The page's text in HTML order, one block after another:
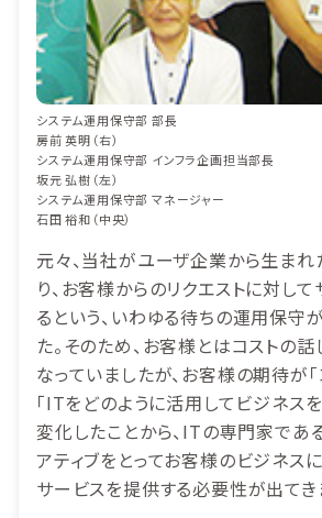
システム運用保守部 部長
房前 英明（右）
システム運用保守部 インフラ企画担当部長
坂元 弘樹（左）
システム運用保守部 マネージャー
石田 裕和（中央）
元々、当社がユーザ企業から生まれ
り、お客様からのリクエストに対し
るという、いわゆる待ちの運用保守
た。そのため、お客様とはコストの
なっていましたが、お客様の期待が「
「ITをどのように活用してビジネス
変化したことから、ITの専門家であ
アティブをとってお客様のビジネス
サービスを提供する必要性が出てき